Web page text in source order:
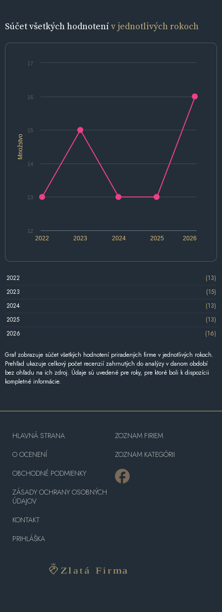
Súčet všetkých hodnotenív jednotlivých rokoch
Množstvo
2022 2024 2026
2023 2025
12
13
14
15
16
17
2022
(13)
2023
(15)
2024
(13)
2025
(13)
2026
(16)
Graf zobrazuje súčet všetkých hodnotení priradených firme v jednotlivých rokoch.
Prehľad ukazuje celkový počet recenzií zahrnutých do analýzy v danom období
bez ohľadu na ich zdroj. Údaje sú uvedené pre roky, pre ktoré boli k dispozícii
kompletné informácie.
HLAVNÁ STRANA
O OCENENÍ
OBCHODNÉ PODMIENKY
ZÁSADY OCHRANY OSOBNÝCH
ÚDAJOV
KONTAKT
PRIHLÁŠKA
ZOZNAM FIRIEM
ZOZNAM KATEGÓRII